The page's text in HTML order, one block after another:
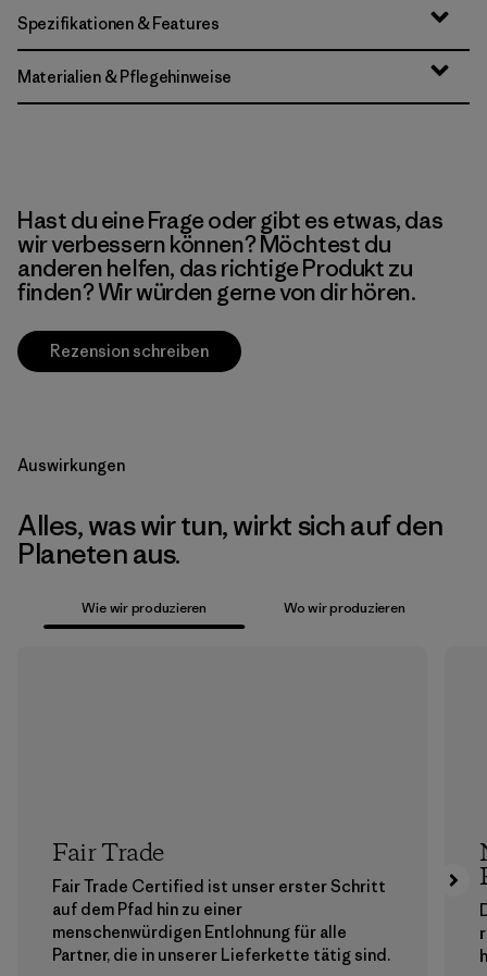
Spezifikationen & Features
Materialien & Pflegehinweise
Hast du eine Frage oder gibt es etwas, das
wir verbessern können? Möchtest du
anderen helfen, das richtige Produkt zu
finden? Wir würden gerne von dir hören.
Rezension schreiben
Auswirkungen
Alles, was wir tun, wirkt sich auf den
Planeten aus.
Wie wir produzieren Wo wir produzieren
Fair Trade
Fair Trade Certified ist unser erster Schritt
auf dem Pfad hin zu einer
menschenwürdigen Entlohnung für alle
Partner, die in unserer Lieferkette tätig sind.